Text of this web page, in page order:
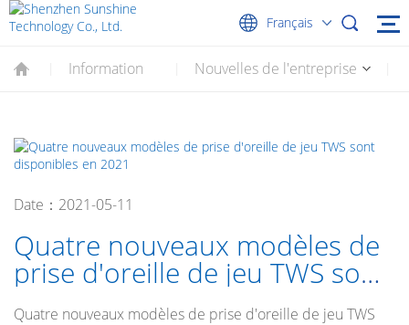
Français
Information Nouvelles de l'entreprise
Date：2021-05-11
Quatre nouveaux modèles de
prise d'oreille de jeu TWS sont
disponibles en 2021
Quatre nouveaux modèles de prise d'oreille de jeu TWS